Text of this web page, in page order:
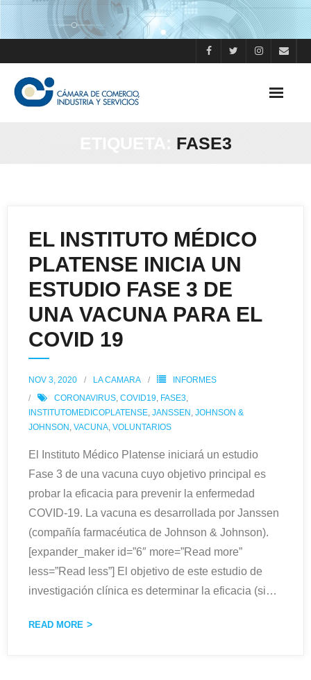
Skip
ETIQUETA: FASE3
EL INSTITUTO MÉDICO
PLATENSE INICIA UN
ESTUDIO FASE 3 DE
UNA VACUNA PARA EL
COVID 19
NOV 3, 2020 LA CAMARA
INFORMES
CORONAVIRUS, COVID19, FASE3,
INSTITUTOMEDICOPLATENSE, JANSSEN , JOHNSON &
JOHNSON , VACUNA, VOLUNTARIOS
El Instituto Médico Platense iniciará un estudio
Fase 3 de una vacuna cuyo objetivo principal es
probar la eficacia para prevenir la enfermedad
COVID-19. La vacuna es desarrollada por Janssen
(compañía farmacéutica de Johnson & Johnson).
[expander_maker id=”6″ more=”Read more”
less=”Read less”] El objetivo de este estudio de
investigación clínica es determinar la eficacia (si…
READ MORE